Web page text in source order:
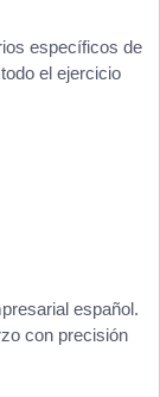
específicos de
el ejercicio
español.
con precisión